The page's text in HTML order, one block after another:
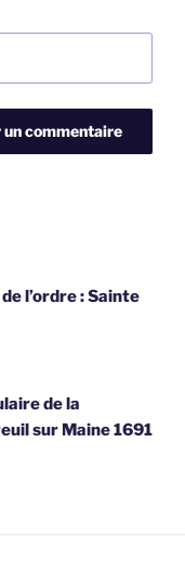
l’ordre : Sainte
de la
sur Maine 1691